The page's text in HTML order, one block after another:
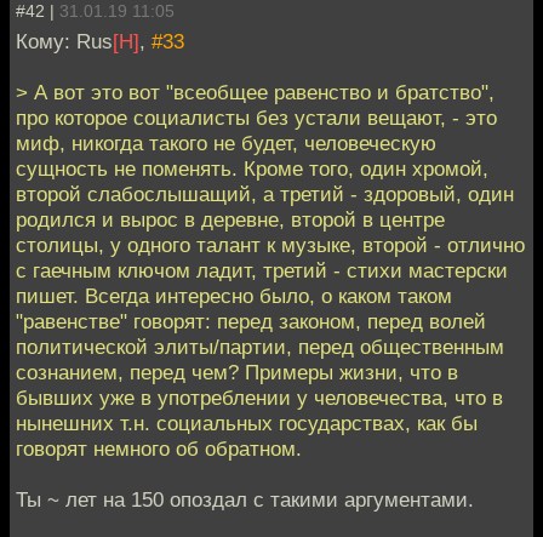
#42 | 31.01.19 11:05
Кому: Rus[H], #33
> А вот это вот "всеобщее равенство и братство",
про которое социалисты без устали вещают, - это
миф, никогда такого не будет, человеческую
сущность не поменять. Кроме того, один хромой,
второй слабослышащий, а третий - здоровый, один
родился и вырос в деревне, второй в центре
столицы, у одного талант к музыке, второй - отлично
с гаечным ключом ладит, третий - стихи мастерски
пишет. Всегда интересно было, о каком таком
"равенстве" говорят: перед законом, перед волей
политической элиты/партии, перед общественным
сознанием, перед чем? Примеры жизни, что в
бывших уже в употреблении у человечества, что в
нынешних т.н. социальных государствах, как бы
говорят немного об обратном.
Ты ~ лет на 150 опоздал с такими аргументами.